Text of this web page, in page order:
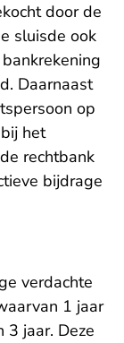
door de
sluisde ook
Daarnaast
op
het
rechtbank
bijdrage
verdachte
1 jaar
3 jaar. Deze